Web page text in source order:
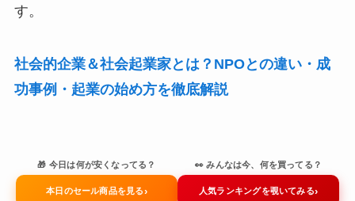
す。
社会的企業＆社会起業家とは？NPOとの違い・成
功事例・起業の始め方を徹底解説
🎁 今日は何が安くなってる？
本日のセール商品を見る›
👀 みんなは今、何を買ってる？
人気ランキングを覗いてみる›